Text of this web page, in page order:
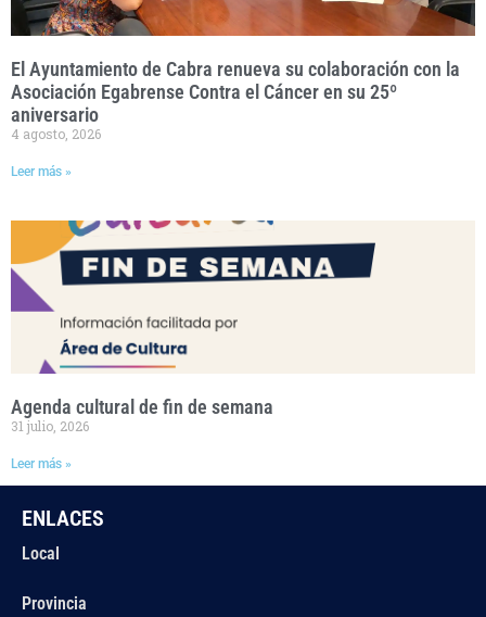
El Ayuntamiento de Cabra renueva su colaboración con la
Asociación Egabrense Contra el Cáncer en su 25º
aniversario
4 agosto, 2026
Leer más »
Agenda cultural de fin de semana
31 julio, 2026
Leer más »
ENLACES
Local
Provincia